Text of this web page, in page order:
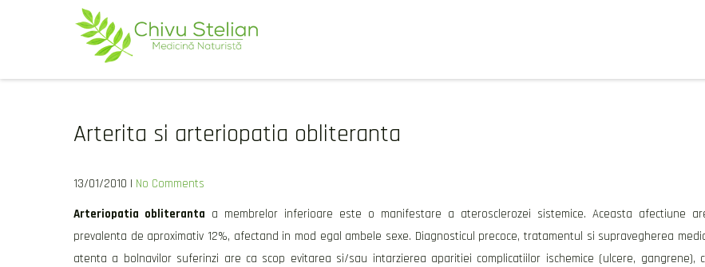
CHIVU-STELIAN.RO
Arterita si arteriopatia obliteranta
13/01/2010 | No Comments
Arteriopatia obliteranta a membrelor inferioare este o manifestare a aterosclerozei sistemice. Aceasta afectiune
prevalenta de aproximativ 12%, afectand in mod egal ambele sexe. Diagnosticul precoce, tratamentul si supravegherea
atenta a bolnavilor suferinzi are ca scop evitarea si/sau intarzierea aparitiei complicatiilor ischemice (ulcere, gangrene),